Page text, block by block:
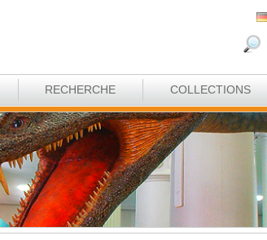
RECHERCHE COLLECTIONS